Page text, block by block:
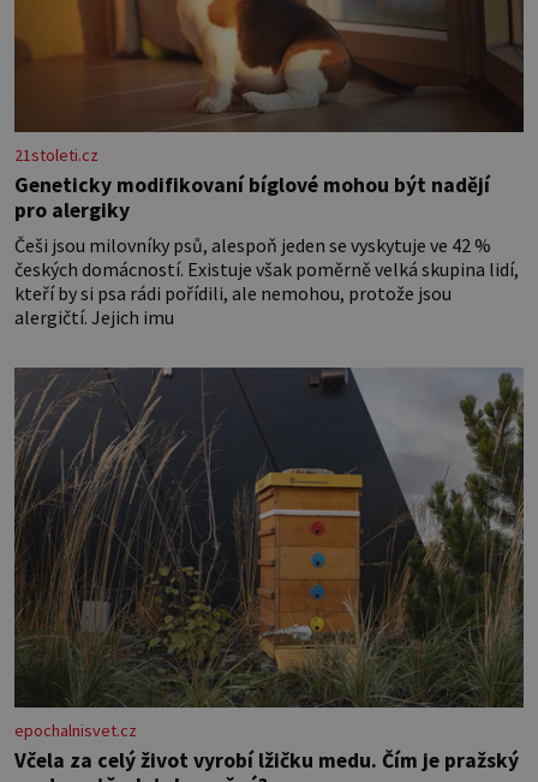
21stoleti.cz
Geneticky modifikovaní bíglové mohou být nadějí
pro alergiky
Češi jsou milovníky psů, alespoň jeden se vyskytuje ve 42 %
českých domácností. Existuje však poměrně velká skupina lidí,
kteří by si psa rádi pořídili, ale nemohou, protože jsou
alergičtí. Jejich imu
epochalnisvet.cz
Včela za celý život vyrobí lžičku medu. Čím je pražský